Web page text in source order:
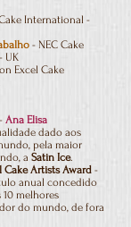
International -
- NEC Cake
UK
Excel Cake
Ana Elisa
dado aos
pela maior
a Satin Ice.
Cake Artists Award -
anual concedido
10 melhores
do mundo, de fora